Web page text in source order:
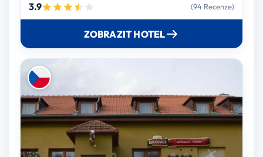
3.9 (94 Recenze)
ZOBRAZIT HOTEL